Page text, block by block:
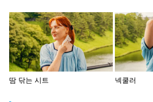
땀 닦는 시트 넥쿨러